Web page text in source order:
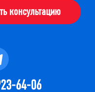
консультацию
64-06